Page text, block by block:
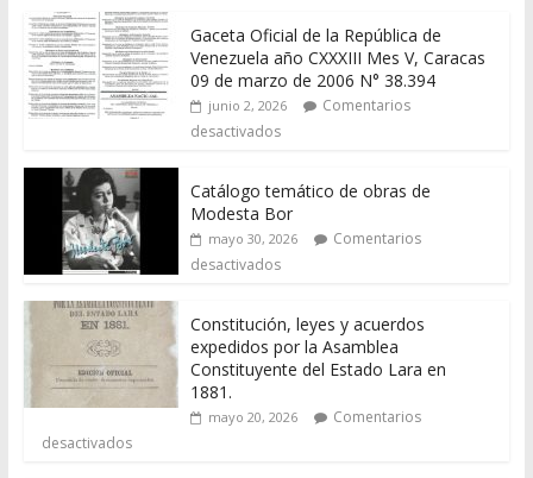
Gaceta Oficial de la República de
Venezuela año CXXXIII Mes V, Caracas
09 de marzo de 2006 N° 38.394
junio 2, 2026
Comentarios
desactivados
Catálogo temático de obras de
Modesta Bor
mayo 30, 2026
Comentarios
desactivados
Constitución, leyes y acuerdos
expedidos por la Asamblea
Constituyente del Estado Lara en
1881.
mayo 20, 2026
Comentarios
desactivados